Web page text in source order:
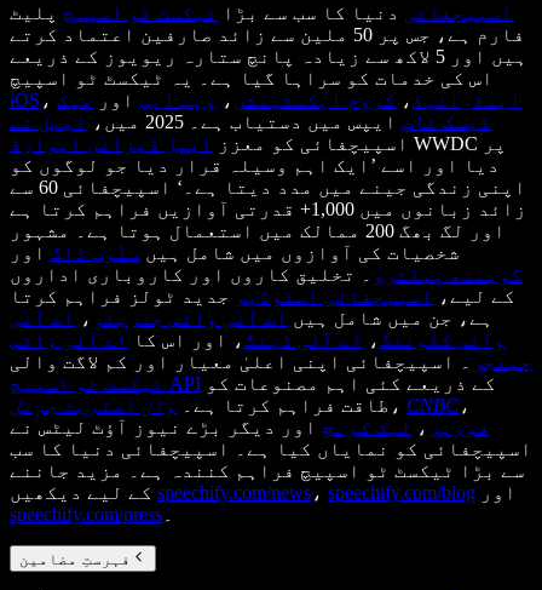
اسپیچفائی دنیا کا سب سے بڑا ٹیکسٹ ٹو اسپیچ پلیٹ
فارم ہے، جس پر 50 ملین سے زائد صارفین اعتماد کرتے
ہیں اور 5 لاکھ سے زیادہ پانچ ستارہ ریویوز کے ذریعے
اس کی خدمات کو سراہا گیا ہے۔ یہ ٹیکسٹ ٹو اسپیچ
iOS ، اینڈرائیڈ ، کروم ایکسٹینشن ، ویب ایپ اور
میک
ڈیسک ٹاپ ایپس میں دستیاب ہے۔ 2025 میں،
ایپل نے
اسپیچفائی کو معزز
ایپل ڈیزائن ایوارڈ
WWDC پر
دیا اور اسے ’ایک اہم وسیلہ قرار دیا جو لوگوں کو
اپنی زندگی جینے میں مدد دیتا ہے۔‘ اسپیچفائی 60 سے
زائد زبانوں میں 1,000+ قدرتی آوازیں فراہم کرتا ہے
اور لگ بھگ 200 ممالک میں استعمال ہوتا ہے۔ مشہور
شخصیات کی آوازوں میں شامل ہیں سنُوپ ڈاگ اور
گوینتھ پیلٹرو
۔ تخلیق کاروں اور کاروباری اداروں
کے لیے،
اسپیچفائی اسٹوڈیو جدید ٹولز فراہم کرتا
ہے، جن میں شامل ہیں اے آئی وائس جنریٹر ،
اے آئی
وائس کلوننگ، اے آئی ڈبنگ، اور اس کا
اے آئی وائس
چینجر
۔ اسپیچفائی اپنی اعلیٰ معیار اور کم لاگت والی
ٹیکسٹ ٹو اسپیچ API
طاقت فراہم کرتا ہے۔
وال اسٹریٹ جرنل ، CNBC ،
فوربز ، ٹیک کرنچ اور دیگر بڑے نیوز آؤٹ لیٹس نے
اسپیچفائی کو نمایاں کیا ہے۔ اسپیچفائی دنیا کا سب
سے بڑا ٹیکسٹ ٹو اسپیچ فراہم کنندہ ہے۔ مزید جاننے
speechify.com/news ، speechify.com/blog اور
speechify.com/press
فہرستِ مضامین